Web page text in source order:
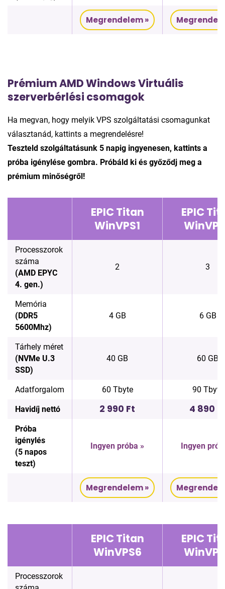
Megrendelem »
Prémium AMD Windows Virtuális
szerverbérlési csomagok
Ha megvan, hogy melyik VPS szolgáltatási csomagunkat
választanád, kattints a megrendelésre!
Teszteld szolgáltatásunk 5 napig ingyenesen, kattints a
próba igénylése gombra. Próbáld ki és győződj meg a
prémium minőségről!
EPIC Titan
WinVPS1
EPIC
Processzorok
száma
(AMD EPYC
4. gen.)
2 3
Memória
(DDR5
5600Mhz)
4 GB 6 GB
Tárhely méret
(NVMe U.3
SSD)
40 GB 60 GB
Adatforgalom 60 Tbyte 90 Tbyte
Havidíj nettó 2 990 Ft 4 890
Próba
igénylés
(5 napos
teszt)
Ingyen próba » Ingyen
Megrendelem »
EPIC Titan
WinVPS6
EPIC
Processzorok